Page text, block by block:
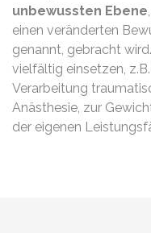
unbewussten Ebene
einen veränderten
genannt, gebracht
vielfältig einsetzen,
Verarbeitung
Anästhesie, zur
der eigenen